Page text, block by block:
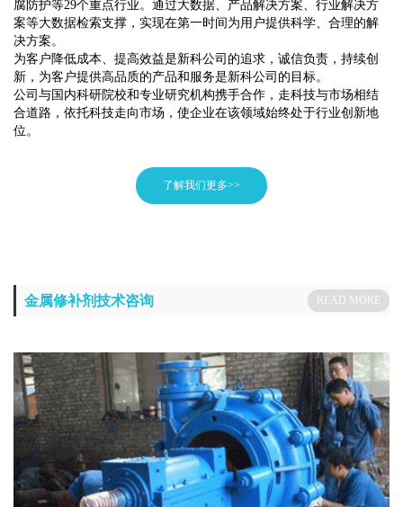
腐防护等29个重点行业。通过大数据、产品解决方案、行业解决方
案等大数据检索支撑，实现在第一时间为用户提供科学、合理的解
决方案。
为客户降低成本、提高效益是新科公司的追求，诚信负责，持续创
新，为客户提供高品质的产品和服务是新科公司的目标。
公司与国内科研院校和专业研究机构携手合作，走科技与市场相结
合道路，依托科技走向市场，使企业在该领域始终处于行业创新地
位。
了解我们更多>>
金属修补剂技术咨询 READ MORE